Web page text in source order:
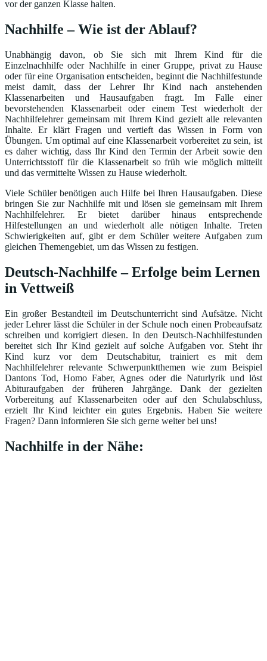
vor der ganzen Klasse halten.
Nachhilfe – Wie ist der Ablauf?
Unabhängig davon, ob Sie sich mit Ihrem Kind für die
Einzelnachhilfe oder Nachhilfe in einer Gruppe, privat zu Hause
oder für eine Organisation entscheiden, beginnt die Nachhilfestunde
meist damit, dass der Lehrer Ihr Kind nach anstehenden
Klassenarbeiten und Hausaufgaben fragt. Im Falle einer
bevorstehenden Klassenarbeit oder einem Test wiederholt der
Nachhilfelehrer gemeinsam mit Ihrem Kind gezielt alle relevanten
Inhalte. Er klärt Fragen und vertieft das Wissen in Form von
Übungen. Um optimal auf eine Klassenarbeit vorbereitet zu sein, ist
es daher wichtig, dass Ihr Kind den Termin der Arbeit sowie den
Unterrichtsstoff für die Klassenarbeit so früh wie möglich mitteilt
und das vermittelte Wissen zu Hause wiederholt.
Viele Schüler benötigen auch Hilfe bei Ihren Hausaufgaben. Diese
bringen Sie zur Nachhilfe mit und lösen sie gemeinsam mit Ihrem
Nachhilfelehrer. Er bietet darüber hinaus entsprechende
Hilfestellungen an und wiederholt alle nötigen Inhalte. Treten
Schwierigkeiten auf, gibt er dem Schüler weitere Aufgaben zum
gleichen Themengebiet, um das Wissen zu festigen.
Deutsch-Nachhilfe – Erfolge beim Lernen
in Vettweiß
Ein großer Bestandteil im Deutschunterricht sind Aufsätze. Nicht
jeder Lehrer lässt die Schüler in der Schule noch einen Probeaufsatz
schreiben und korrigiert diesen. In den Deutsch-Nachhilfestunden
bereitet sich Ihr Kind gezielt auf solche Aufgaben vor. Steht ihr
Kind kurz vor dem Deutschabitur, trainiert es mit dem
Nachhilfelehrer relevante Schwerpunktthemen wie zum Beispiel
Dantons Tod, Homo Faber, Agnes oder die Naturlyrik und löst
Abituraufgaben der früheren Jahrgänge. Dank der gezielten
Vorbereitung auf Klassenarbeiten oder auf den Schulabschluss,
erzielt Ihr Kind leichter ein gutes Ergebnis. Haben Sie weitere
Fragen? Dann informieren Sie sich gerne weiter bei uns!
Nachhilfe in der Nähe: